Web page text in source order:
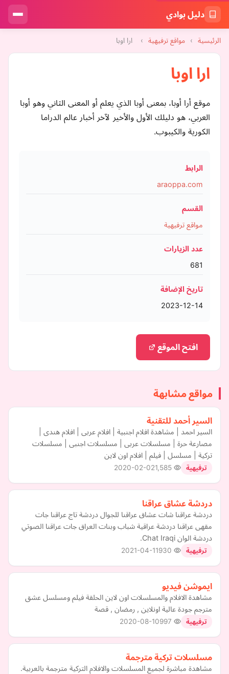
دليل بوادي
الرئيسية › مواقع ترفيهية › ارا اوبا
ارا اوبا
موقع أرا أوبا، بمعنى أوبا الذي يعلم أو المعنى الثاني وهو أوبا
العربي، هو دليلك الأول والأخير لآخر أخبار عالم الدراما
الكورية والكيبوب.
الرابط
araoppa.com
القسم
مواقع ترفيهية
عدد الزيارات
681
تاريخ الإضافة
2023-12-14
افتح الموقع
مواقع مشابهة
السير أحمد للتقنية
السير احمد | مشاهدة افلام اجنبية | افلام عربى | افلام هندى |
مصارعة حرة | مسلسلات عربى | مسلسلات اجنبى | مسلسلات
تركية | مسلسل | فيلم | افلام اون لاين
ترفيهية 2020-02-02
دردشة عشاق عراقنا
دردشة عراقنا شات عشاق عراقنا للجوال دردشة تاج عراقنا جات
مقهى عراقنا دردشة عراقية شباب وبنات العراق جات عراقنا الصوتي
دردشة الوان Chat Iraqi.
ترفيهية 2021-04-11
ايموشن فيديو
مشاهدة الافلام والمسلسلات اون لاين الحلقة فيلم ومسلسل عشق
مترجم جودة عالية اونلاين , رمضان , قصة
ترفيهية 2020-08-10
مسلسلات تركية مترجمة
مشاهدة مباشرة لجميع المسلسلات والافلام التركية مترجمة بالعربية.